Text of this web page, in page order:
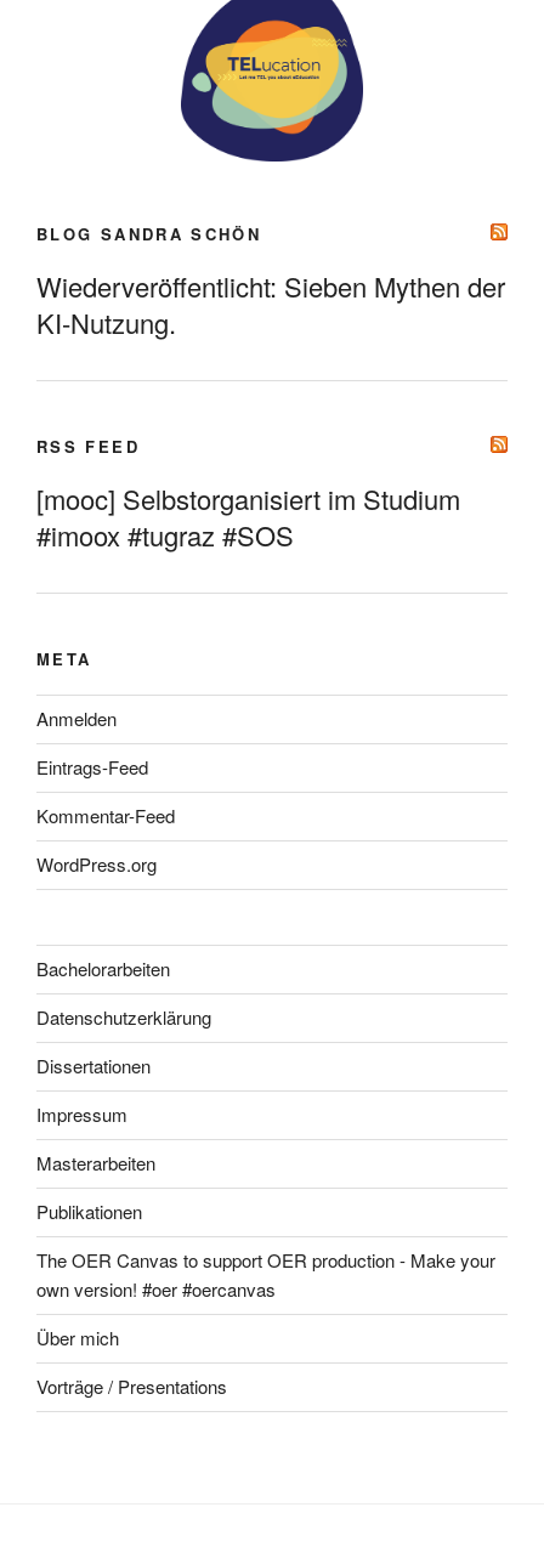
BLOG SANDRA SCHÖN
Wiederveröffentlicht: Sieben Mythen der
KI-Nutzung.
RSS FEED
[mooc] Selbstorganisiert im Studium
#imoox #tugraz #SOS
META
Anmelden
Eintrags-Feed
Kommentar-Feed
WordPress.org
Bachelorarbeiten
Datenschutzerklärung
Dissertationen
Impressum
Masterarbeiten
Publikationen
The OER Canvas to support OER production - Make your
own version! #oer #oercanvas
Über mich
Vorträge / Presentations